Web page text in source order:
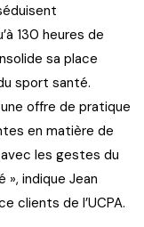
130 heures de
sa place
sport santé.
offre de pratique
en matière de
les gestes du
indique Jean
clients de l’UCPA.